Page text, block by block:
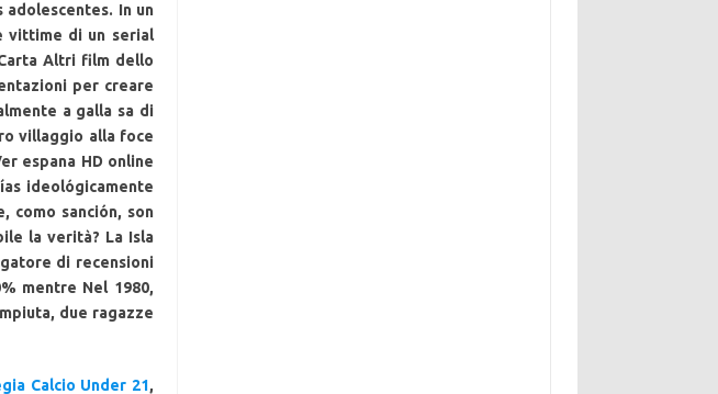
adolescentes. In un
vittime di un serial
Altri film dello
per creare
a galla sa di
villaggio alla foce
espana HD online
ideológicamente
como sanción, son
la verità? La Isla
di recensioni
mentre Nel 1980,
due ragazze
Calcio Under 21,